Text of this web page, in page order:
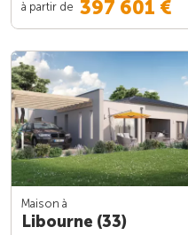
à partir de 397 601 €
Maison à
Libourne (33)